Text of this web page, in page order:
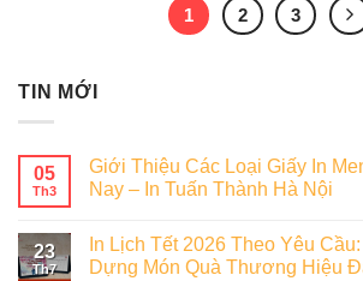
1 2 3
TIN MỚI
05
Th3
Giới Thiệu Các Loại Giấy In
Nay – In Tuấn Thành Hà Nội
23
Th7
In Lịch Tết 2026 Theo Yêu
Dựng Món Quà Thương Hiệu